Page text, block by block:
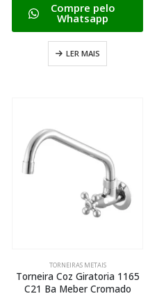
Compre pelo
Whatsapp
LER MAIS
TORNEIRAS METAIS
Torneira Coz Giratoria 1165
C21 Ba Meber Cromado